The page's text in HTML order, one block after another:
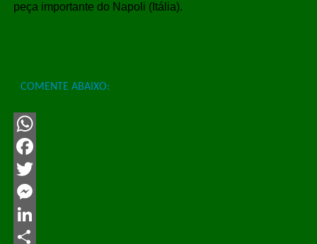
peça importante do Napoli (Itália).
COMENTE ABAIXO:
WhatsApp
Facebook
Twitter
Messenger
LinkedIn